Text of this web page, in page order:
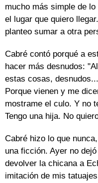
mucho más simple de
el lugar que quiero
planteo sumar a otra
Cabré contó porqué a
hacer más desnudos:
estas cosas,
Porque vienen y me
mostrame el culo. Y no
Tengo una hija. No
Cabré hizo lo que
una ficción. Ayer no
devolver la chicana a
imitación de mis